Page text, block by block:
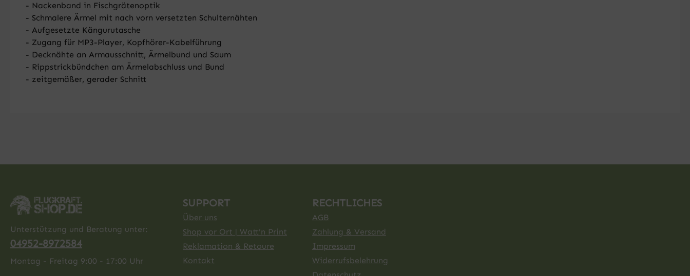
- Nackenband in Fischgrätenoptik
- Schmalere Ärmel mit nach vorn versetzten Schulternähten
- Aufgesetzte Kängurutasche
- Zugang für MP3-Player, Kopfhörer-Kabelführung
- Decknähte an Armausschnitt, Ärmelbund und Saum
- Rippstrickbündchen am Ärmelabschluss und Bund
- zeitgemäßer, gerader Schnitt
Unterstützung und Beratung unter:
04952-8972584
Montag - Freitag 9:00 - 17:00 Uhr
SUPPORT
Über uns
Shop vor Ort | Watt'n Print
Reklamation & Retoure
Kontakt
RECHTLICHES
AGB
Zahlung & Versand
Impressum
Widerrufsbelehrung